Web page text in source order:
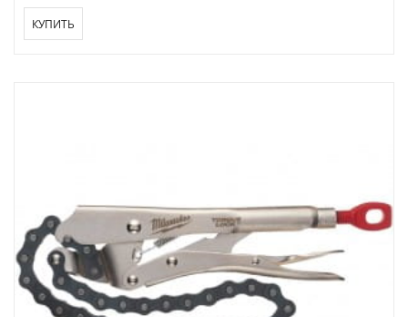
КУПИТЬ